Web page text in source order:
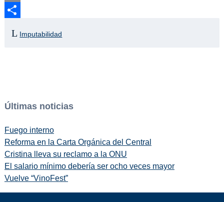
Email
Imputabilidad
Últimas noticias
Fuego interno
Reforma en la Carta Orgánica del Central
Cristina lleva su reclamo a la ONU
El salario mínimo debería ser ocho veces mayor
Vuelve “VinoFest”